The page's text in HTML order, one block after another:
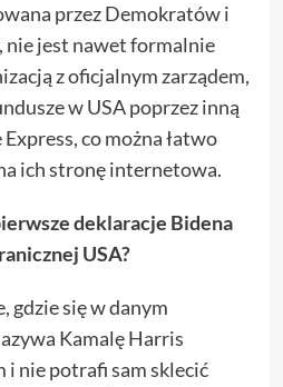
przez Demokratów i
nie jest nawet formalnie
z oficjalnym zarządem,
w USA poprzez inną
co można łatwo
ich stronę internetowa.
deklaracje Bidena
USA?
gdzie się w danym
Kamalę Harris
nie potrafi sam sklecić